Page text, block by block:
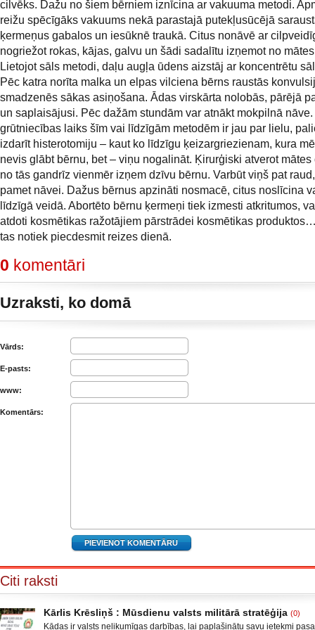
cilvēks. Dažu no šiem bērniem iznīcina ar vakuuma metodi.
reižu spēcīgāks vakuums nekā parastajā putekļusūcējā
ķermeņus gabalos un iesūknē traukā. Citus nonāvē ar
nogriežot rokas, kājas, galvu un šādi sadalītu izņemot no
Lietojot sāls metodi, daļu augļa ūdens aizstāj ar koncentrētu
Pēc katra norīta malka un elpas vilciena bērns raustās
smadzenēs sākas asiņošana. Ādas virskārta nolobās, pārējā
un saplaisājusi. Pēc dažām stundām var atnākt mokpilnā nāve.
grūtniecības laiks šīm vai līdzīgām metodēm ir jau par lielu,
izdarīt histerotomiju – kaut ko līdzīgu ķeizargriezienam, kura
nevis glābt bērnu, bet – viņu nogalināt. Ķirurģiski atverot mātes
no tās gandrīz vienmēr izņem dzīvu bērnu. Varbūt viņš pat
pamet nāvei. Dažus bērnus apzināti nosmacē, citus noslīcina
līdzīgā veidā. Abortēto bērnu ķermeņi tiek izmesti atkritumos,
atdoti kosmētikas ražotājiem pārstrādei kosmētikas
tas notiek piecdesmit reizes dienā.
0 komentāri
Uzraksti, ko domā
Vārds:
E-pasts:
www:
Komentārs:
Citi raksti
Kārlis Krēsliņš : Mūsdienu valsts militārā stratēģija (0)
Kādas ir valsts nelikumīgas darbības, lai paplašinātu savu ietekmi